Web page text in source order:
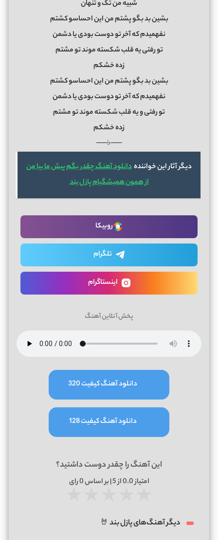
شبیه من تک و تنهان
بشین بد بگو پشتم من این احساسو‌ کشتم
نفهمیدم ‌که آخر تو‌ دوست بودی یا دشمن
تو رفتی یه قلب شکسته ‌موند تو مشتم
زده خشکم
بشین بد بگو پشتم من این احساسو‌ کشتم
نفهمیدم ‌که آخر تو‌ دوست بودی یا دشمن
تو رفتی و یه قلب شکسته ‌موند تو مشتم
زده خشکم
──♭──
دیگر آثار این خوانندهدانلود آهنگ چقدر بگم پیش ما بیا من
از همون همیشگیام پازل بند
روبیکا
تلگرام
اینستاگرام
پخش آنلاین آهنگ
دانلود آهنگ کیفیت 320
دانلود آهنگ کیفیت 128
این آهنگ را چقدر دوست داشتید؟
امتیاز0.0از 5 | بر اساس 0رای
دیگر آهنگ‌های پازل بند 🤘